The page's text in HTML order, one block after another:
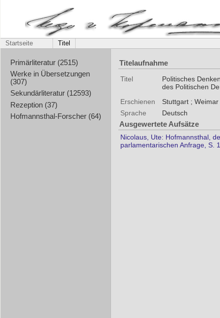
Startseite Titel
Primärliteratur (2515)
Werke in Übersetzungen
(307)
Sekundärliteratur (12593)
Rezeption (37)
Hofmannsthal-Forscher (64)
Titelaufnahme
Titel
Politisches
des Politischen
Erschienen
Stuttgart ;
Sprache
Deutsch
Ausgewertete Aufsätze
Nicolaus, Ute: Hofmannsthal,
parlamentarischen Anfrage, S.